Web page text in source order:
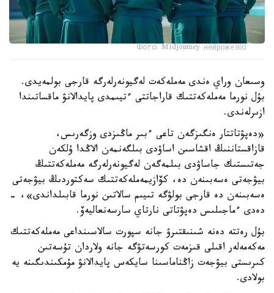
Фото: Midjourney нейрожелісі
وسىعان وراي ەندى مەملەكەت لەگيونەرلەرگە قارجى بولمەيدى.
بۇل نورما مەملەكەتتىك قاراجاتتى ءتيىمدى پايدالانۋ ماقساتىندا
ازىرلەندى.
«دەپۋتاتتار ەنگىزگەن تاعى ءبىر ماڭىزدى وزگەرىس،
قازاقستاننىڭ اقشاسىن اساۋدى بىلگەنمەن الاڭدا ۇلكەن
جەتىستىك جاساۋدى بىلمەگەن لەگيونەرلەرگە مەملەكەتتىڭ
بيۋجەتى ەسەبىنەن دە، كۆازيمەملەكەتتىك سەكتوردىڭ بيۋجەتى
ەسەبىنەن دە قارجى بولۋگە تىيىم سالاتىن نورما قابىلداندى»، -
دەدى ءماجىلىس دەپۋتاتى نارتاي سارسەنعاليەۆ.
بۇل رەتتە دەنە شىنىقتىرۋ جانە سپورت سالاسىنداعى مەملەكەتتىك
مەكەمەلەر اقىلى قىزمەت كورسەتۋگە جانە ولاردان تۇسەتىن
كىرىستى بيۋجەت زاڭناماسىنا سايكەس پايدالانۋ مۇمكىندىگىنە يە
بولادى.